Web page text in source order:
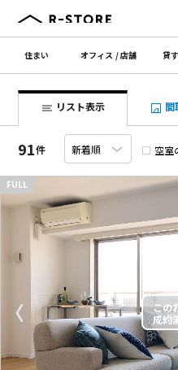
住まい オフィス /店舗 貸す
リスト表示 間
91件 空室
〈
FULL